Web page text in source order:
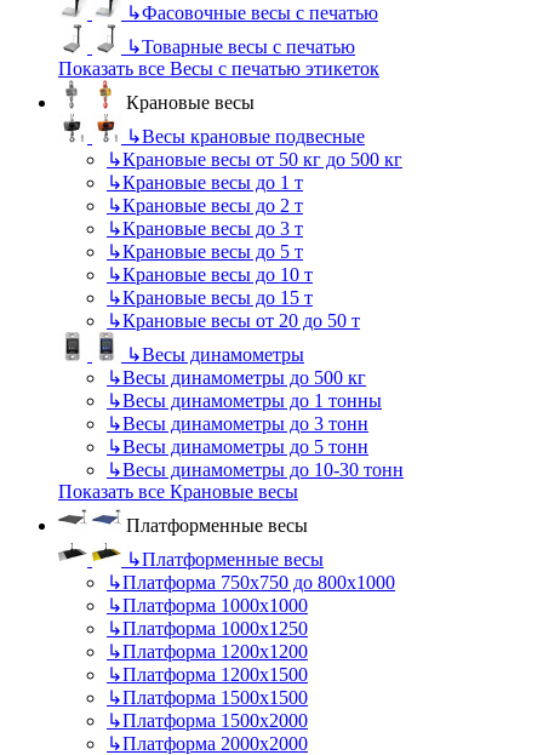
↳Фасовочные весы с печатью
↳Товарные весы с печатью
Показать все Весы с печатью этикеток
Крановые весы
↳Весы крановые подвесные
↳Крановые весы от 50 кг до 500 кг
↳Крановые весы до 1 т
↳Крановые весы до 2 т
↳Крановые весы до 3 т
↳Крановые весы до 5 т
↳Крановые весы до 10 т
↳Крановые весы до 15 т
↳Крановые весы от 20 до 50 т
↳Весы динамометры
↳Весы динамометры до 500 кг
↳Весы динамометры до 1 тонны
↳Весы динамометры до 3 тонн
↳Весы динамометры до 5 тонн
↳Весы динамометры до 10-30 тонн
Показать все Крановые весы
Платформенные весы
↳Платформенные весы
↳Платформа 750х750 до 800х1000
↳Платформа 1000х1000
↳Платформа 1000х1250
↳Платформа 1200х1200
↳Платформа 1200х1500
↳Платформа 1500х1500
↳Платформа 1500х2000
↳Платформа 2000х2000